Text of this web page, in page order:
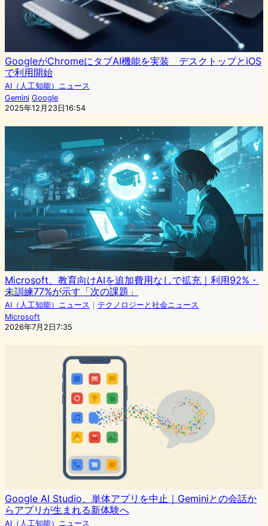
GoogleがChromeにタブAI機能を実装 デスクトップとiOS
で利用開始
AI（人工知能）ニュース
Gemini Google
2025年12月23日16:54
Microsoft、教育向けAIを追加費用なしで拡充｜利用92%・
未訓練77%が示す「次の課題」
AI（人工知能）ニュース ｜ テクノロジーと社会ニュース
Microsoft
2026年7月2日7:35
Google AI Studio、単体アプリを中止｜Geminiとの会話か
らアプリが生まれる新体験へ
AI（人工知能）ニュース